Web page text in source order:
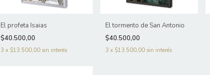
El profeta Isaias
$40.500,00
3 x $13.500,00 sin interés
El tormento de San Antonio
$40.500,00
3 x$13.500,00 sin interés